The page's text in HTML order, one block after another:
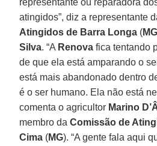
atingidos”, diz a representante
Atingidos de Barra Longa (
Silva. “A Renova fica tentando
de que ela está amparando o
está mais abandonado dentro
é o ser humano. Ela não está
comenta o agricultor Marino
membro daComissão de
Cima (MG). “A gente fala aqui